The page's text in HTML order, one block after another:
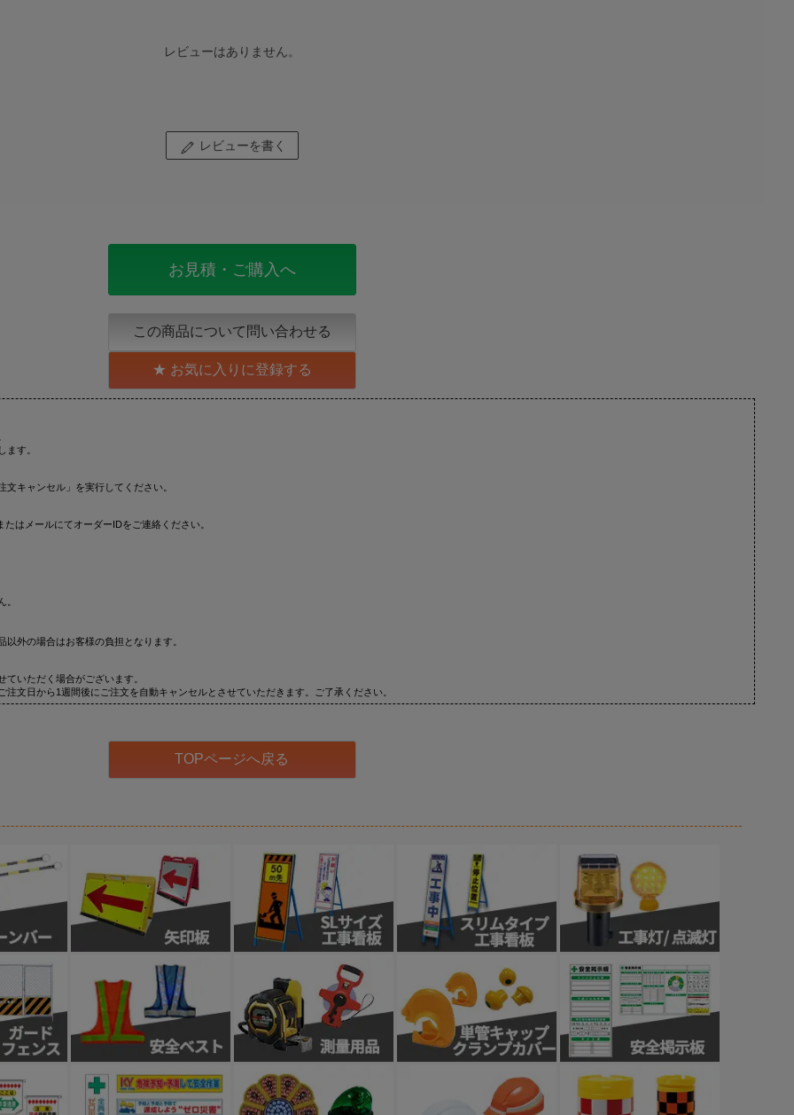
レビューはありません。
レビューを書く
お見積・ご購入へ
この商品について問い合わせる
お気に入りに登録する
す。
キャンセル」を実行してください。
はメールにてオーダーIDをご連絡ください。
。
外の場合はお客様の負担となります。
いただく場合がございます。
文日から1週間後にご注文を自動キャンセルとさせていただきます。ご了承ください。
TOPページへ戻る